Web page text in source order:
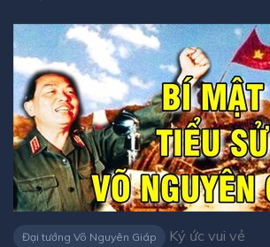
Đại tướng Võ Nguyên Giáp Ký ức vui vẻ